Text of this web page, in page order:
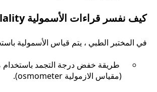
كيف نفسر قراءات الأسمولية osmolality؟
في المختبر الطبي ، يتم قياس الأسمولية
طريقة خفض درجة التجمد باستخدام
(مقياس الازمولية osmometer).